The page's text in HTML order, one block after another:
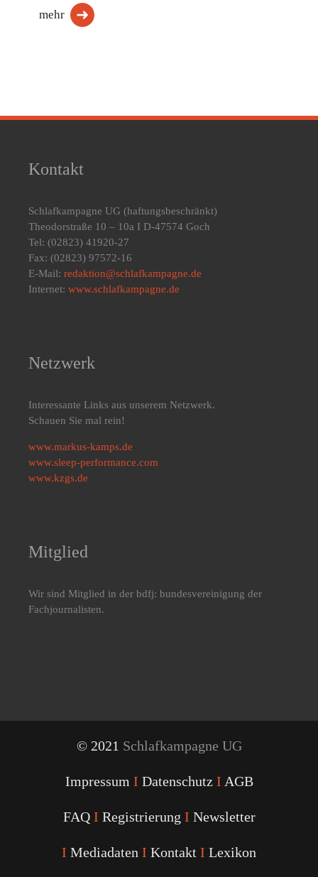
mehr
Kontakt
Schlafkampagne UG (haftungsbeschränkt)
Theodorstraße 10 – 10a I D-47574 Goch
Tel: (02823) 41920-27
Fax: (02823) 97572-16
E-Mail: redaktion@schlafkampagne.de
Internet: www.schlafkampagne.de
Netzwerk
Interessante Links aus unserem Netzwerk.
Schauen Sie mal rein!
www.markus-kamps.de
www.sleep-performance.com
www.kzgs.de
Mitglied
Wir sind Mitglied in der bdfj: bundesvereinigung der
Fachjournalisten.
© 2021 Schlafkampagne UG
Impressum I Datenschutz I AGB
FAQ I Registrierung I Newsletter
I Mediadaten I Kontakt I Lexikon